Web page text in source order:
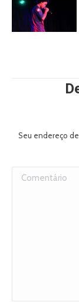
Seu endereço
Comentário